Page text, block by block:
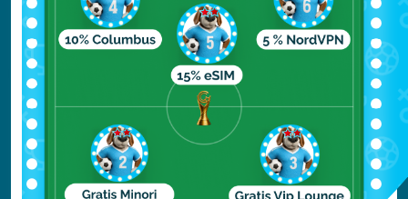
spiaggia è il fondale: è formata infatti da
piccole baie, alcune sono in ciottoli e
digradano dolcemente in acqua, altre
invece immettono da subito nel mare
profondo e sono prevalentemente
rocciose. Ha un carattere meno mondano